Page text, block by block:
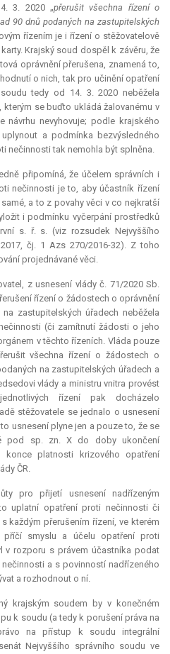
3. 2020 „přerušit všechna řízení o
90 dnů podaných na zastupitelských
řízením je i řízení o stěžovatelově
Krajský soud dospěl k závěru, že
oprávnění přerušena, znamená to,
o nich, tak pro učinění opatření
tedy od 14. 3. 2020 neběžela
se buďto ukládá žalovanému v
návrhu nevyhovuje; podle krajského
a podmínka bezvýsledného
nečinnosti tak nemohla být splněna.
připomíná, že účelem správních i
nečinnosti je to, aby účastník řízení
a to z povahy věci v co nejkratší
i podmínku vyčerpání prostředků
s. ř. s. (viz rozsudek Nejvyššího
čj. 1 Azs 270/2016-32). Z toho
projednávané věci.
z usnesení vlády č. 71/2020 Sb.
řízení o žádostech o oprávnění
zastupitelských úřadech neběžela
(či zamítnutí žádosti o jeho
v těchto řízeních. Vláda pouze
všechna řízení o žádostech o
na zastupitelských úřadech a
vlády a ministru vnitra provést
řízení pak docházelo
stěžovatele se jednalo o usnesení
usnesení plyne jen a pouze to, že se
pod sp. zn. X do doby ukončení
platnosti krizového opatření
ČR.
pro přijetí usnesení nadřízeným
uplatní opatření proti nečinnosti či
každým přerušením řízení, ve kterém
smyslu a účelu opatření proti
v rozporu s právem účastníka podat
a s povinností nadřízeného
a rozhodnout o ní.
krajským soudem by v konečném
k soudu (a tedy k porušení práva na
na přístup k soudu integrální
Nejvyššího správního soudu ve